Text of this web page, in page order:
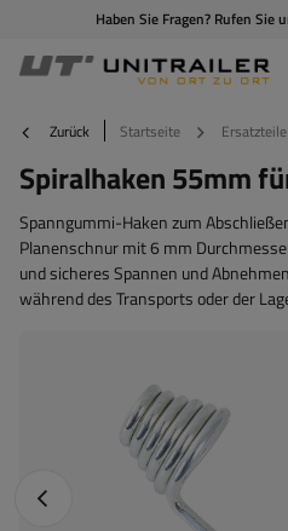
Haben Sie Fragen? Rufen Sie
Zurück Startseite
Spiralhaken 55mm
Spanngummi-Haken zum
Planenschnur mit 6 mm
und sicheres Spannen und
während des Transports oder der
Vorheriges Foto